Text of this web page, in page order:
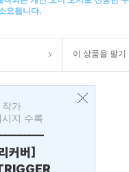
요됩니다.
이 상품을 팔기
작가
지 수록
커버]